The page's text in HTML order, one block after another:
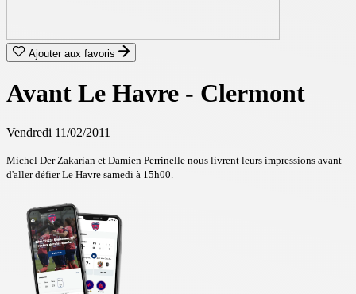
Ajouter aux favoris
Avant Le Havre - Clermont
Vendredi 11/02/2011
Michel Der Zakarian et Damien Perrinelle nous livrent leurs impressions avant
d'aller défier Le Havre samedi à 15h00.